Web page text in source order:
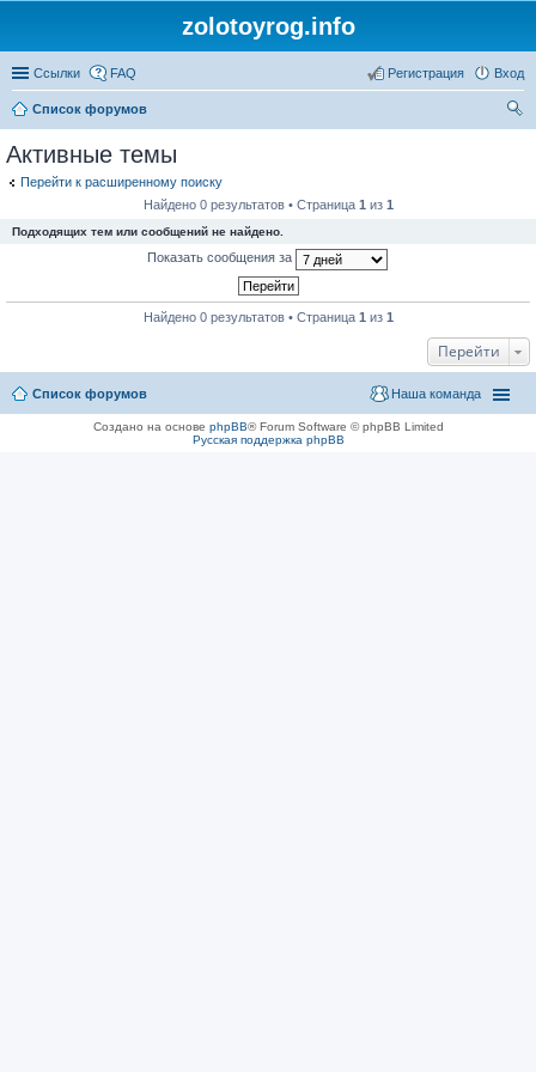
zolotoyrog.info
Ссылки FAQ Вход
Регистрация
Список форумов
Активные темы
Перейти к расширенному поиску
Найдено 0 результатов • Страница 1 из 1
Подходящих тем или сообщений не найдено.
Показать сообщения за
Найдено 0 результатов • Страница 1 из 1
Перейти
Список форумов Наша команда
Создано на основе phpBB® Forum Software © phpBB Limited
Русская поддержка phpBB